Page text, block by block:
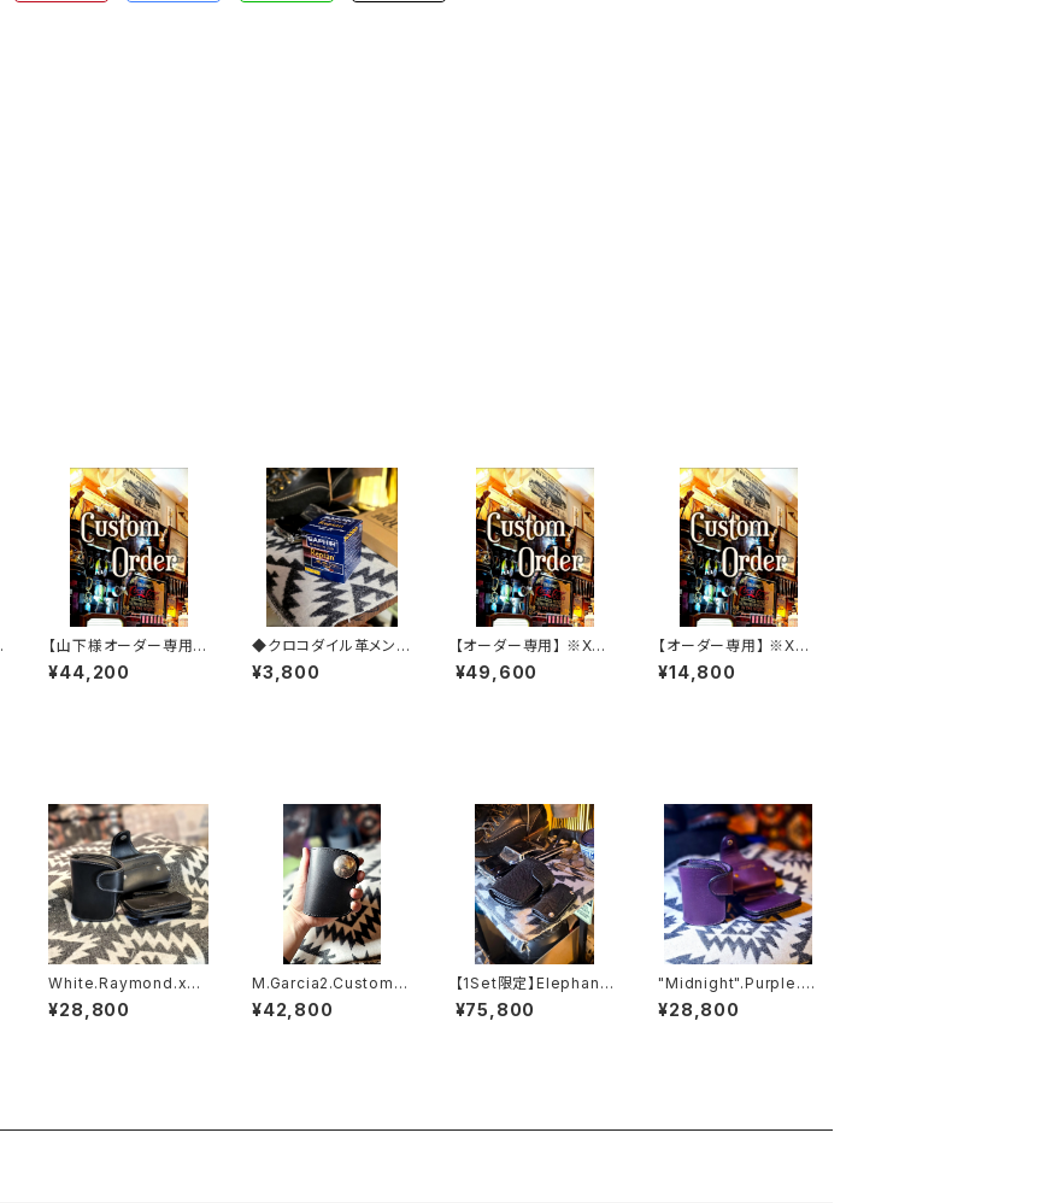
【山下様オーダー専用】
※XSW+キーケース
¥44,200
◆クロコダイル革メンテ
ナンス【レプタイルクリ
ーム】◆
¥3,800
【オーダー専用】 ※XS
W×2コードバンカスタ
ムモデル
¥49,600
【オーダー専用】 ※XS
Wアリゾナカスタムモデ
ル
¥14,800
White.Raymond.xxx
// JACK.RIDE.SSW
¥28,800
M.Garcia2.Custom.x
xx // JACK.RIDE.SS
W
¥42,800
【1Set限定】Elephant.
xxx.Ash'Gray-Black.
Edition// JACK.RIDE.
¥75,800
"Midnight".Purple.x
xx // JACK.RIDE.SS
W
¥28,800